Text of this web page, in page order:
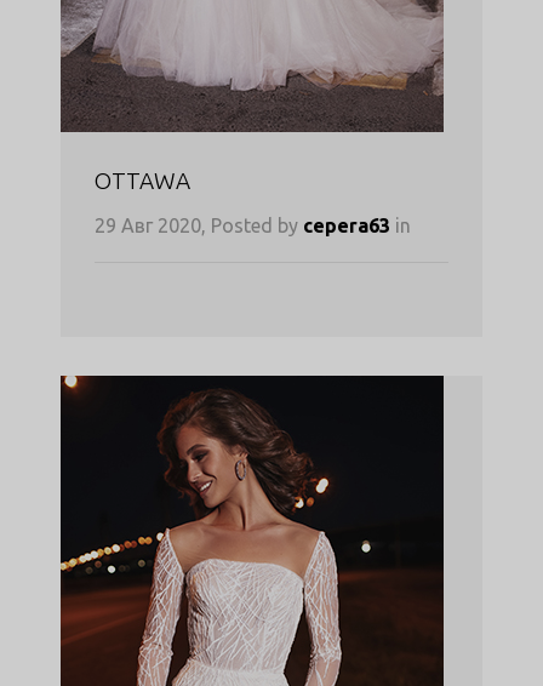
OTTAWA
29 Авг 2020, Posted by cepera63 in